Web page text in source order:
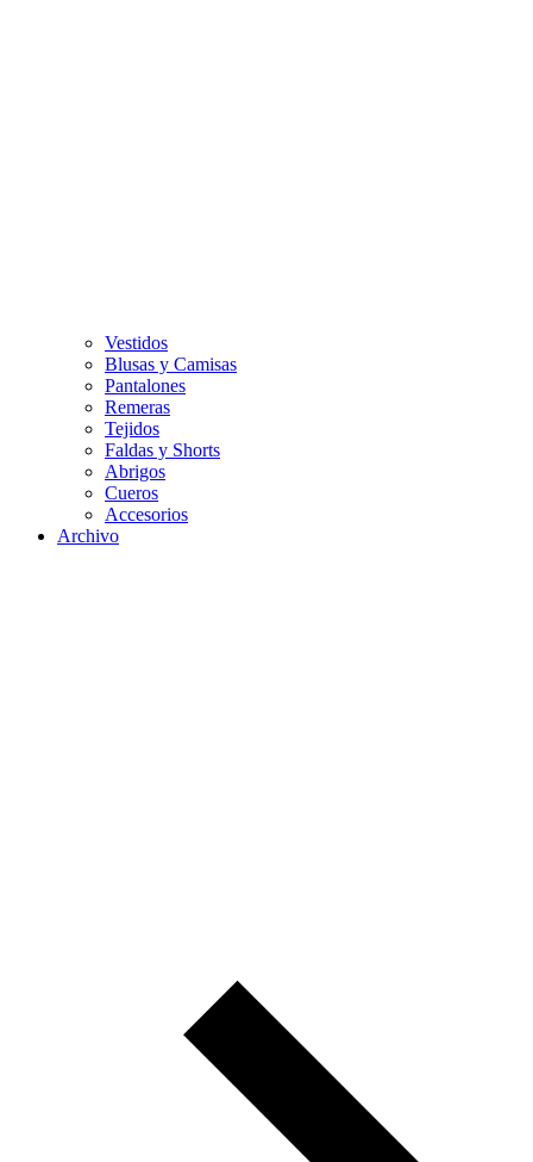
Vestidos
Blusas y Camisas
Pantalones
Remeras
Tejidos
Faldas y Shorts
Abrigos
Cueros
Accesorios
Archivo